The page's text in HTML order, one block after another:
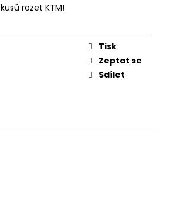
rozet KTM!
Tisk
Zeptat se
Sdílet